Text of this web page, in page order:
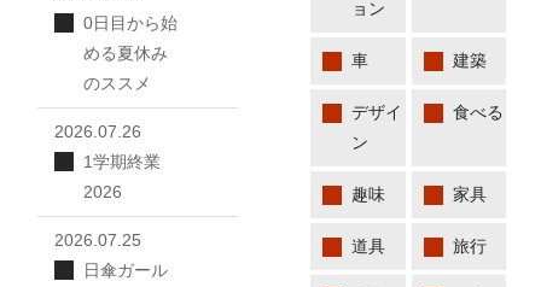
ョン
車 建築
デザイ
ン
食べる
趣味 家具
道具 旅行
0日目から始
める夏休み
のススメ
2026.07.26
1学期終業
2026
2026.07.25
日傘ガール